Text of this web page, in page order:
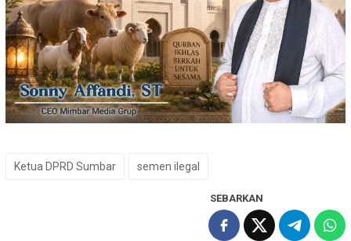
Ketua DPRD Sumbar semen ilegal
SEBARKAN